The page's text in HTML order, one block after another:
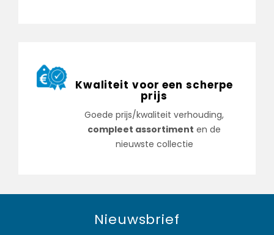
Kwaliteit voor een scherpe
prijs
Goede prijs/kwaliteit verhouding,
compleet assortiment en de
nieuwste collectie
Nieuwsbrief